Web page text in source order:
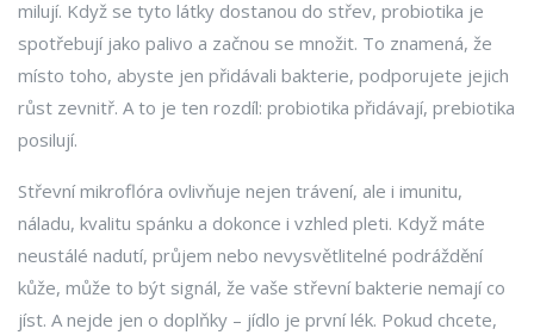
milují. Když se tyto látky dostanou do střev, probiotika je
spotřebují jako palivo a začnou se množit. To znamená, že
místo toho, abyste jen přidávali bakterie, podporujete jejich
růst zevnitř. A to je ten rozdíl: probiotika přidávají, prebiotika
posilují.
Střevní mikroflóra ovlivňuje nejen trávení, ale i imunitu,
náladu, kvalitu spánku a dokonce i vzhled pleti. Když máte
neustálé nadutí, průjem nebo nevysvětlitelné podráždění
kůže, může to být signál, že vaše střevní bakterie nemají co
jíst. A nejde jen o doplňky – jídlo je první lék. Pokud chcete,